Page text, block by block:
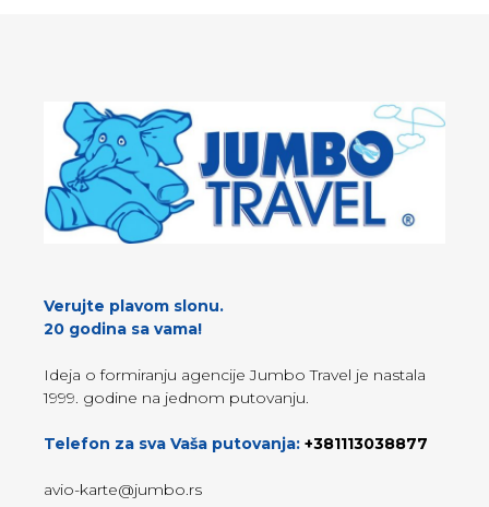
Verujte plavom slonu.
20 godina sa vama!
Ideja o formiranju agencije Jumbo Travel je nastala
1999. godine na jednom putovanju.
Telefon za sva Vaša putovanja: +381113038877
avio-karte@jumbo.rs